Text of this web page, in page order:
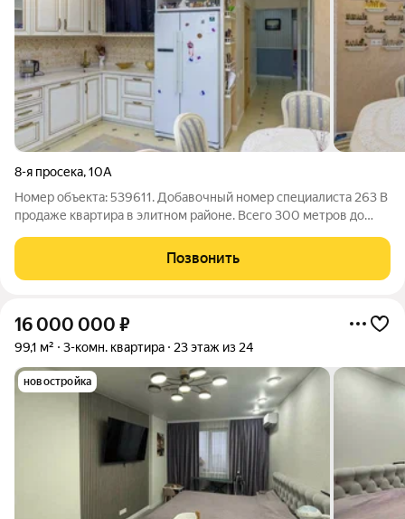
8-я просека,10А
Номер объекта: 539611. Добавочный номер специалиста 263 В
продаже квартира в элитном районе. Всего 300 метров до
минуты. Никаких магистралей и промзон только тишина и
престижная локация.
Позвонить
16 000 000 ₽
99,1 м² 3-комн. квартира 23 этаж из 24
новостройка